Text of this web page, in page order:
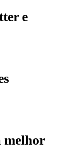
e
melhor